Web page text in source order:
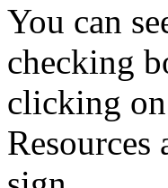
You can
checking
clicking on